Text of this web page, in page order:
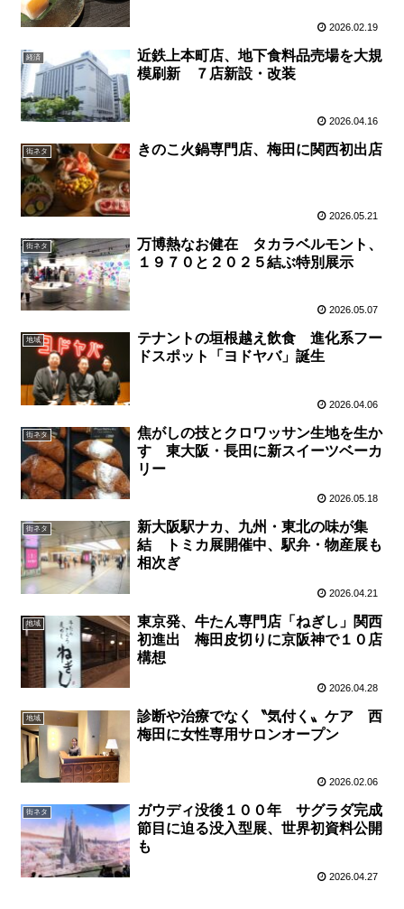
2026.02.19
経済
近鉄上本町店、地下食料品売場を大規
模刷新 ７店新設・改装
2026.04.16
街ネタ きのこ火鍋専門店、梅田に関西初出店
2026.05.21
街ネタ
万博熱なお健在 タカラベルモント、
１９７０と２０２５結ぶ特別展示
2026.05.07
地域
テナントの垣根越え飲食 進化系フー
ドスポット「ヨドヤバ」誕生
2026.04.06
街ネタ
焦がしの技とクロワッサン生地を生か
す 東大阪・長田に新スイーツベーカ
リー
2026.05.18
街ネタ
新大阪駅ナカ、九州・東北の味が集
結 トミカ展開催中、駅弁・物産展も
相次ぎ
2026.04.21
地域
東京発、牛たん専門店「ねぎし」関西
初進出 梅田皮切りに京阪神で１０店
構想
2026.04.28
地域
診断や治療でなく〝気付く〟ケア 西
梅田に女性専用サロンオープン
2026.02.06
街ネタ
ガウディ没後１００年 サグラダ完成
節目に迫る没入型展、世界初資料公開
も
2026.04.27